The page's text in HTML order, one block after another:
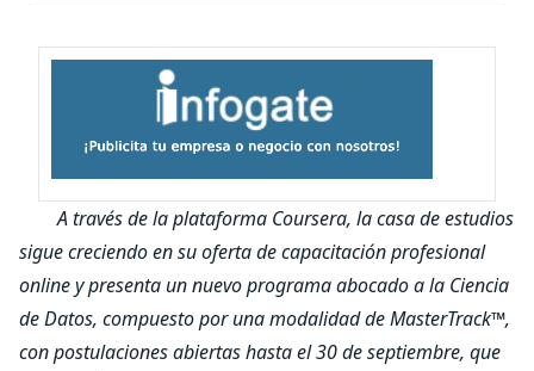
A través de la plataforma Coursera, la casa de estudios
sigue creciendo en su oferta de capacitación profesional
online y presenta un nuevo programa abocado a la Ciencia
de Datos, compuesto por una modalidad de MasterTrack™,
con postulaciones abiertas hasta el 30 de septiembre, que